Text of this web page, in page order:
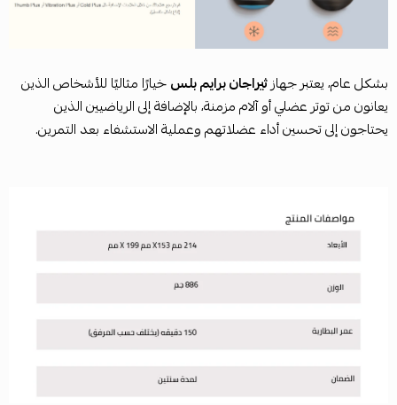
بشكل عام، يعتبر جهازثيراجان برايم بلسخيارًا مثاليًا للأشخاص الذين
يعانون من توتر عضلي أو آلام مزمنة، بالإضافة إلى الرياضيين الذين
يحتاجون إلى تحسين أداء عضلاتهم وعملية الاستشفاء بعد التمرين.